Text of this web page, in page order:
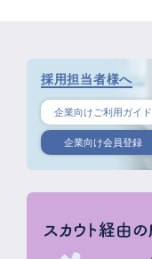
採用担当者様へ
企業向けご利用ガイド
企業向け会員登録